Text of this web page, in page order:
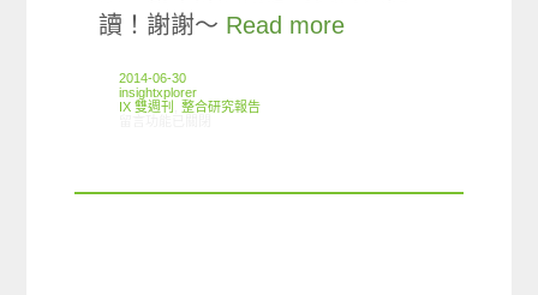
讀！謝謝～ Read more
2014-06-30
insightxplorer
IX 雙週刊
,整合研究報告